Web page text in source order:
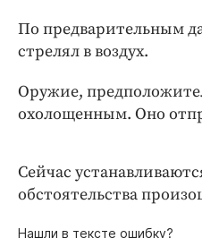
По предварительным
стрелял в воздух.
Оружие,
охолощенным. Оно
Сейчас
обстоятельства
Нашли в тексте ошибку?